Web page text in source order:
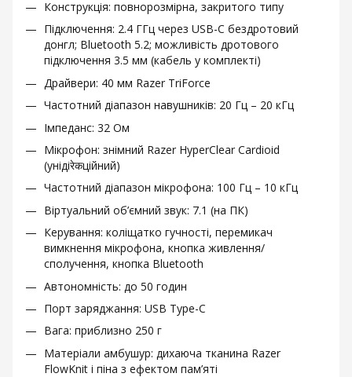
Конструкція: повнорозмірна, закритого типу
Підключення: 2.4 ГГц через USB-C бездротовий
донгл; Bluetooth 5.2; можливість дротового
підключення 3.5 мм (кабель у комплекті)
Драйвери: 40 мм Razer TriForce
Частотний діапазон навушників: 20 Гц – 20 кГц
Імпеданс: 32 Ом
Мікрофон: знімний Razer HyperClear Cardioid
(унідіरेकційний)
Частотний діапазон мікрофона: 100 Гц – 10 кГц
Віртуальний об’ємний звук: 7.1 (на ПК)
Керування: коліщатко гучності, перемикач
вимкнення мікрофона, кнопка живлення/
сполучення, кнопка Bluetooth
Автономність: до 50 годин
Порт заряджання: USB Type-C
Вага: приблизно 250 г
Матеріали амбушур: дихаюча тканина Razer
FlowKnit і піна з ефектом пам’яті